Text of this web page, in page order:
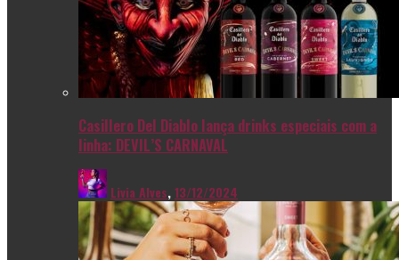
Casillero Del Diablo lança drinks especiais com a
linha: DEVIL’S CARNAVAL
Livia Alves,13/12/2024